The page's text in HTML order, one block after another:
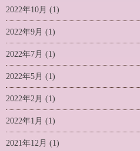
2022年10月 (1)
2022年9月 (1)
2022年7月 (1)
2022年5月 (1)
2022年2月 (1)
2022年1月 (1)
2021年12月 (1)